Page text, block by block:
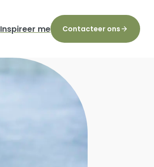
Inspireer me Contacteer ons